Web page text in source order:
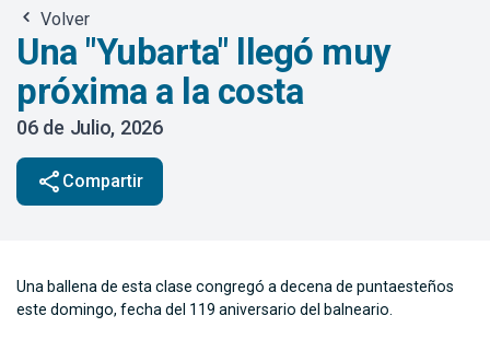
Volver
Una "Yubarta" llegó muy
próxima a la costa
06 de Julio, 2026
share Compartir
Una ballena de esta clase congregó a decena de puntaesteños
este domingo, fecha del 119 aniversario del balneario.